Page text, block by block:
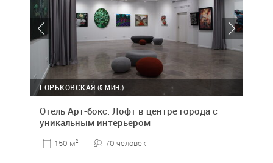
(5 МИН.)
ГОРЬКОВСКАЯ
Отель Арт-бокс. Лофт в центре города с
уникальным интерьером
150 м2 70 человек